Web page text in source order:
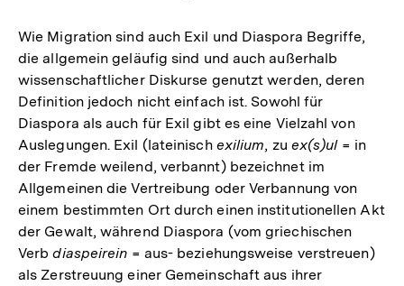
Wie Migration sind auch Exil und Diaspora Begriffe,
die allgemein geläufig sind und auch außerhalb
wissenschaftlicher Diskurse genutzt werden, deren
Definition jedoch nicht einfach ist. Sowohl für
Diaspora als auch für Exil gibt es eine Vielzahl von
Auslegungen. Exil (lateinisch exilium, zu ex(s)ul= in
der Fremde weilend, verbannt) bezeichnet im
Allgemeinen die Vertreibung oder Verbannung von
einem bestimmten Ort durch einen institutionellen Akt
der Gewalt, während Diaspora (vom griechischen
Verbdiaspeirein = aus- beziehungsweise verstreuen)
als Zerstreuung einer Gemeinschaft aus ihrer